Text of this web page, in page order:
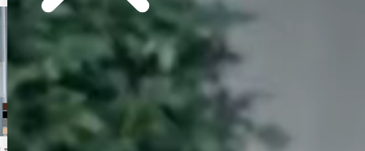
12,980 (税込)